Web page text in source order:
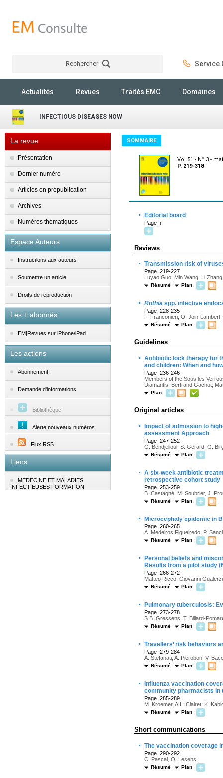
Rechercher Service
Actualités Revues Traités EMC Domaines
INFECTIOUS DISEASES NOW
La revue
Présentation
Dernier numéro
Articles en prépublication
Archives
Numéros thématiques
Espace Auteurs
Instructions aux auteurs
Soumettre un article
Droits de reproduction
Les + abonnés
EM|Revues sur iPhone/iPad
Les actions
Abonnement
Demande d'informations
Bibliothèque
Alerte nouveaux numéros
Flux RSS
Liens
MÉDECINE ET MALADIES
INFECTIEUSES FORMATION
SOMMAIRE
Vol 51 - N° 3 -
P. 219-318
· Editorial board
Page :i
Reviews
· Transmission risk of
Page :219-227
Luyao Guo, Min Wang, Li
Résumé Plan
· Rothia spp. infective
Page :228-235
F. Franconieri, O. Join-
Résumé Plan
Guidelines
· Antibiotic lock therapy for
and children: When and
Page :236-246
Members of the Sous les
Diamantis, Bertrand Gachot,
Plan
Original articles
·
Impact of admission to
assessment Approach
Page :247-252
G. Bendjelloul, S. Gerard, G.
Résumé Plan
· A six-week antibiotic
retrospective cohort study
Page :253-259
B. Castagné, M. Soubrier, J.
Résumé Plan
· Microcephaly epidemic in
Page :260-265
A. Medeiros Figueiredo, P.
Résumé Plan
·
Personal beliefs and
Results from a pilot study
Page :266-272
Matteo Ricco, Giovanni
Résumé Plan
· Pulmonary tuberculosis:
Page :273-278
S.B. Gressens, T. Billard-
Résumé Plan
· Travellers’ risk behaviors
Page :279-284
A. Stefanati, A. Pierobon, V.
Résumé Plan
·
Influenza vaccination
community pharmacists in
Page :285-289
M. Kroemer, A.L. Clairet, K.
Résumé Plan
Short communications
· The vaccination coverage
Page :290-292
C. Pascal, O. Lesens
Résumé Plan